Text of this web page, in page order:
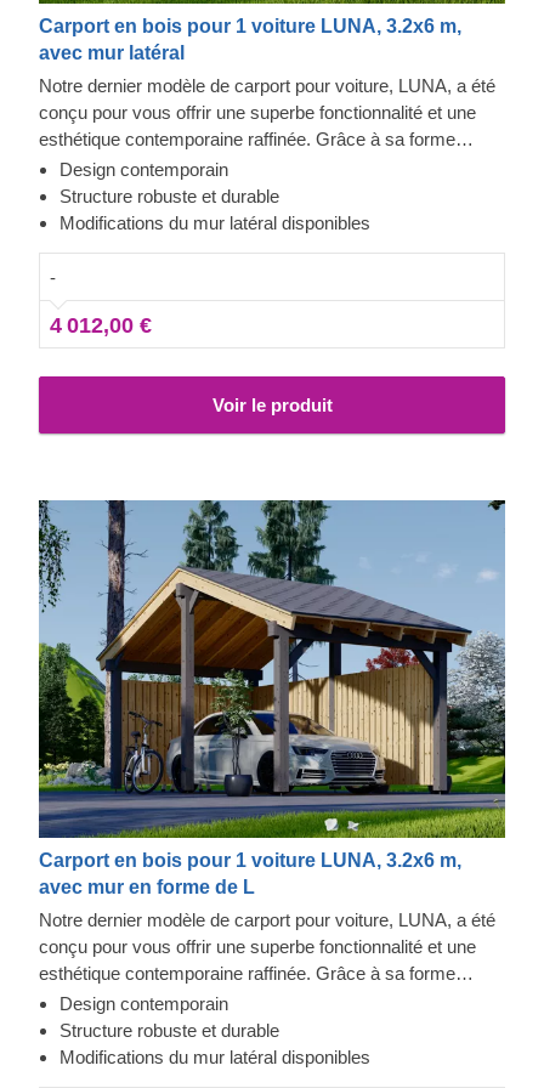
Carport en bois pour 1 voiture LUNA, 3.2x6 m,
avec mur latéral
Notre dernier modèle de carport pour voiture, LUNA, a été
conçu pour vous offrir une superbe fonctionnalité et une
esthétique contemporaine raffinée. Grâce à sa forme
moderne et élégante, son design sublime et son toit
traditionnel à double pente, ce magnifique carport
deviendra rapidement un ajout précieux à votre espace
modèle de carport correspondant le mieux à vos besoins.
Design contemporain
Structure robuste et durable
Modifications du mur latéral disponibles
-
4 012,00 €
Voir le produit
Carport en bois pour 1 voiture LUNA, 3.2x6 m,
avec mur en forme de L
Notre dernier modèle de carport pour voiture, LUNA, a été
conçu pour vous offrir une superbe fonctionnalité et une
esthétique contemporaine raffinée. Grâce à sa forme
moderne et élégante, son design sublime et son toit
traditionnel à double pente, ce magnifique carport
deviendra rapidement un ajout précieux à votre espace
Design contemporain
Structure robuste et durable
Modifications du mur latéral disponibles